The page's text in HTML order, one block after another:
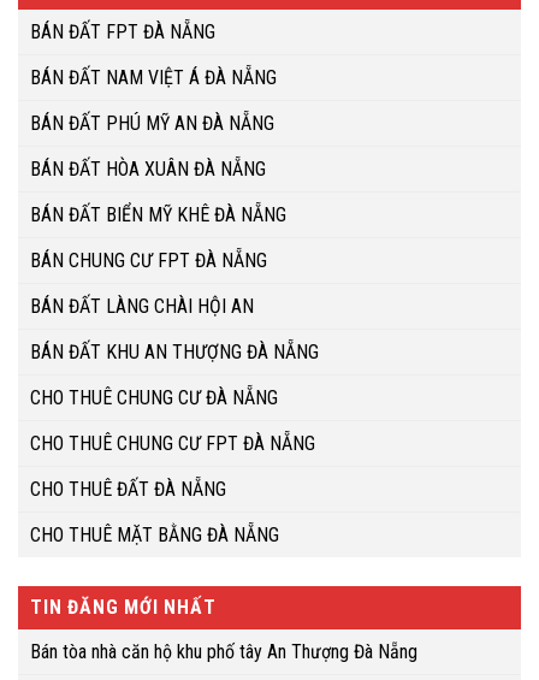
BÁN ĐẤT FPT ĐÀ NẴNG
BÁN ĐẤT NAM VIỆT Á ĐÀ NẴNG
BÁN ĐẤT PHÚ MỸ AN ĐÀ NẴNG
BÁN ĐẤT HÒA XUÂN ĐÀ NẴNG
BÁN ĐẤT BIỂN MỸ KHÊ ĐÀ NẴNG
BÁN CHUNG CƯ FPT ĐÀ NẴNG
BÁN ĐẤT LÀNG CHÀI HỘI AN
BÁN ĐẤT KHU AN THƯỢNG ĐÀ NẴNG
CHO THUÊ CHUNG CƯ ĐÀ NẴNG
CHO THUÊ CHUNG CƯ FPT ĐÀ NẴNG
CHO THUÊ ĐẤT ĐÀ NẴNG
CHO THUÊ MẶT BẰNG ĐÀ NẴNG
TIN ĐĂNG MỚI NHẤT
Bán tòa nhà căn hộ khu phố tây An Thượng Đà Nẵng